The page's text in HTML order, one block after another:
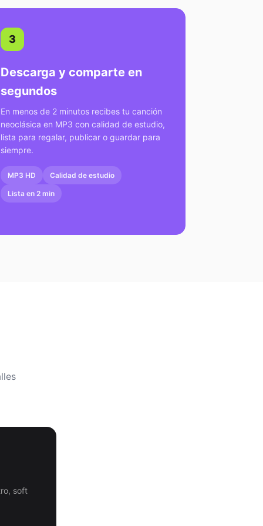
3
Descarga y comparte en
segundos
En menos de 2 minutos recibes tu canción
neoclásica en MP3 con calidad de estudio,
lista para regalar, publicar o guardar para
siempre.
MP3 HD Calidad de estudio
Lista en 2 min
soft